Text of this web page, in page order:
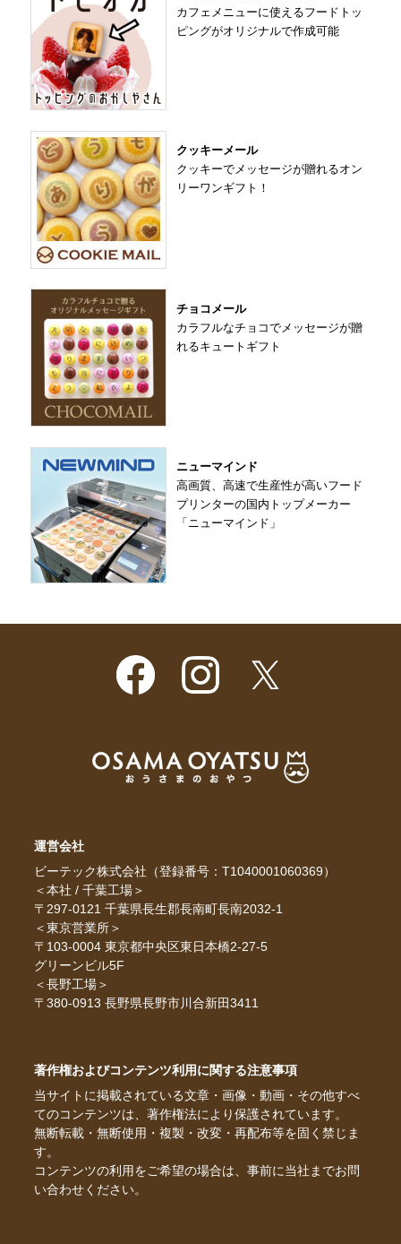
カフェメニューに使えるフードトッ
ピングがオリジナルで作成可能
クッキーメール
クッキーでメッセージが贈れるオン
リーワンギフト！
チョコメール
カラフルなチョコでメッセージが贈
れるキュートギフト
ニューマインド
高画質、高速で生産性が高いフード
プリンターの国内トップメーカー
「ニューマインド」
運営会社
ビーテック株式会社（登録番号：T1040001060369）
＜本社 / 千葉工場＞
〒297-0121 千葉県長生郡長南町長南2032-1
＜東京営業所＞
〒103-0004 東京都中央区東日本橋2-27-5
グリーンビル5F
＜長野工場＞
〒380-0913 長野県長野市川合新田3411
著作権およびコンテンツ利用に関する注意事項
当サイトに掲載されている文章・画像・動画・その他すべ
てのコンテンツは、著作権法により保護されています。
無断転載・無断使用・複製・改変・再配布等を固く禁じま
す。
コンテンツの利用をご希望の場合は、事前に当社までお問
い合わせください。